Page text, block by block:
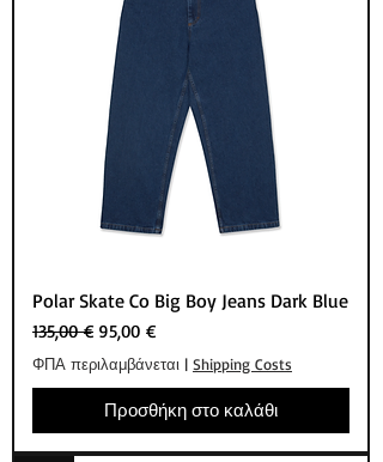
Polar Skate Co Big Boy Jeans Dark Blue
Κανονική τιμή
135,00 € Τιμή Έκπτωσης
95,00 €
ΦΠΑ περιλαμβάνεται | Shipping Costs
Προσθήκη στο καλάθι